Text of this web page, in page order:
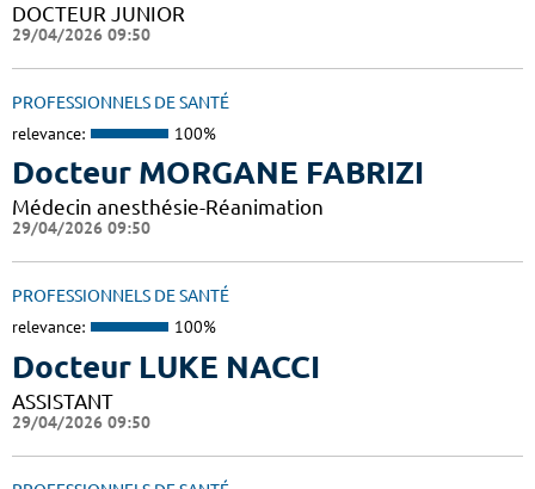
DOCTEUR JUNIOR
29/04/2026 09:50
PROFESSIONNELS DE SANTÉ
relevance: 100%
Docteur MORGANE FABRIZI
Médecin anesthésie-Réanimation
29/04/2026 09:50
PROFESSIONNELS DE SANTÉ
relevance: 100%
Docteur LUKE NACCI
ASSISTANT
29/04/2026 09:50